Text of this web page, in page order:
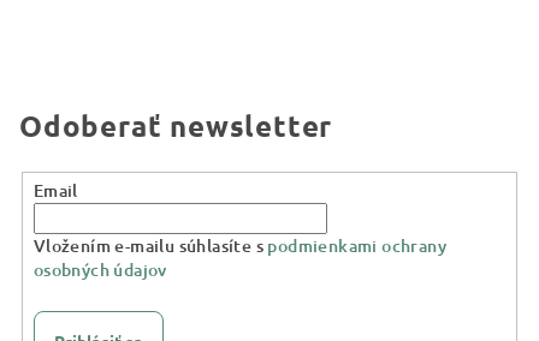
Odoberať newsletter
Email
Vložením e-mailu súhlasíte s podmienkami ochrany
osobných údajov